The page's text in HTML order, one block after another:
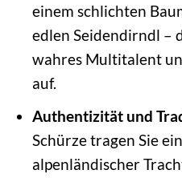
einem schlichten
edlen Seidendirndl –
wahres Multitalent
auf.
Authentizität und
Schürze tragen Sie
alpenländischer